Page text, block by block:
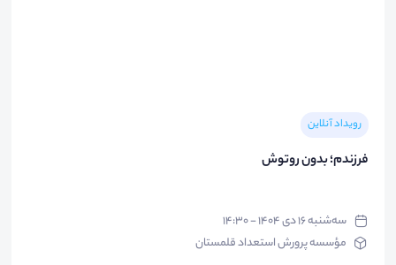
رویداد آنلاین
فرزندم؛ بدون روتوش
سه‌شنبه ۱۶ دی ۱۴۰۴ - ۱۴:۳۰
مؤسسه پرورش استعداد قلمستان